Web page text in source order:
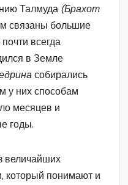
Талмуда (Брахот
связаны большие
всегда
в Земле
собирались
у них способам
месяцев и
годы.
величайших
который понимают и